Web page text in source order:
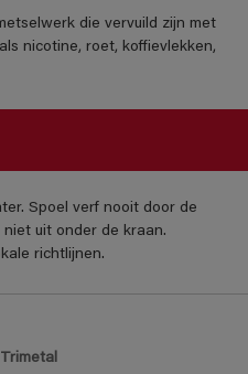
die vervuild zijn met
nicotine, roet, koffievlekken,
Spoel verf nooit door de
uit onder de kraan.
richtlijnen.